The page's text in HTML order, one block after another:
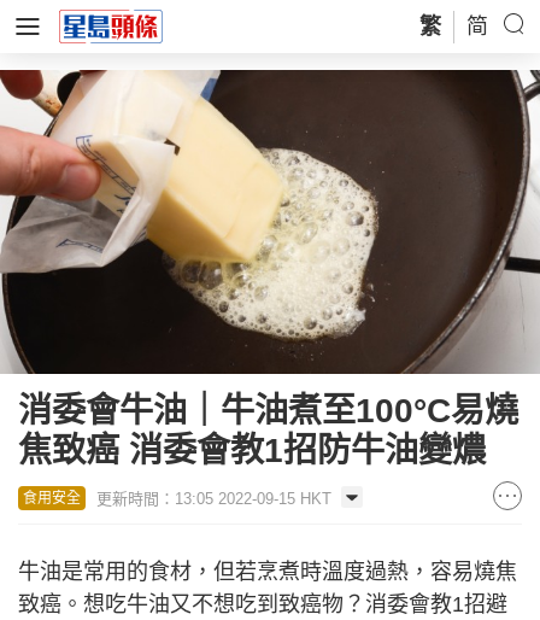
繁 简
消委會牛油｜牛油煮至100°C易燒
焦致癌 消委會教1招防牛油變燶
食用安全 更新時間：13:05 2022-09-15 HKT
牛油是常用的食材，但若烹煮時溫度過熱，容易燒焦
致癌。想吃牛油又不想吃到致癌物？消委會教1招避